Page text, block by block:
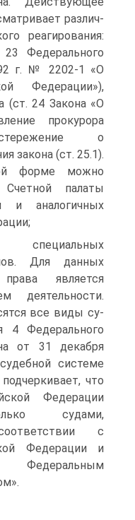
различ­
реагирования:
Федерального
г. № 2202-1 «О
Федерации»),
(ст. 24 Закона «О
прокурора
о
закона (ст. 25.1).
форме можно
Счет­ной палаты
и аналогичных
Для данных
является
деятельности.
все виды су­
4 Федерального
от 31 декабря
системе
что
Федерации
судами,
с
Федерации и